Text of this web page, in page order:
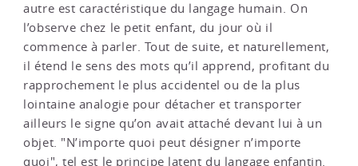
autre est caractéristique du langage humain. On
l’observe chez le petit enfant, du jour où il
commence à parler. Tout de suite, et naturellement,
il étend le sens des mots qu’il apprend, profitant du
rapprochement le plus accidentel ou de la plus
lointaine analogie pour détacher et transporter
ailleurs le signe qu’on avait attaché devant lui à un
objet. "N’importe quoi peut désigner n’importe
quoi", tel est le principe latent du langage enfantin.